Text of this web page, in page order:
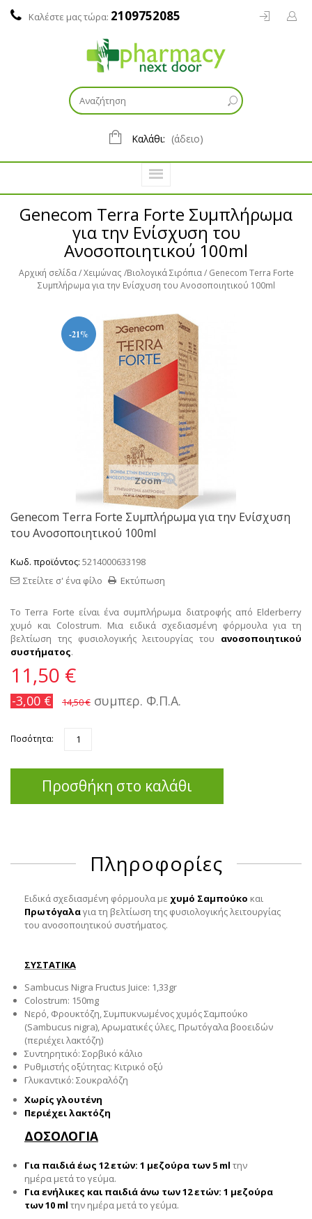
Καλέστε μας τώρα: 2109752085
Καλάθι: (άδειο)
Genecom Terra Forte Συμπλήρωμα
για την Ενίσχυση του
Ανοσοποιητικού 100ml
Αρχική σελίδα Χειμώνας Βιολογικά Σιρόπια
Genecom Terra Forte
Συμπλήρωμα για την Ενίσχυση του Ανοσοποιητικού 100ml
-21%
Zoom
Genecom Terra Forte Συμπλήρωμα για την Ενίσχυση
του Ανοσοποιητικού 100ml
Κωδ. προϊόντος: 5214000633198
Εκτύπωση
Στείλτε σ' ένα φίλο
To Terra Forte είναι ένα συμπλήρωμα διατροφής από Elderberry
χυμό και Colostrum. Μια ειδικά σχεδιασμένη φόρμουλα για τη
βελτίωση της φυσιολογικής λειτουργίας του ανοσοποιητικού
συστήματος.
11,50 €
-3,00 € 14,50 € συμπερ. Φ.Π.Α.
Ποσότητα:
Προσθήκη στο καλάθι
Πληροφορίες
Ειδικά σχεδιασμένη φόρμουλα με χυμό Σαμπούκο και
Πρωτόγαλαγια τη βελτίωση της φυσιολογικής λειτουργίας
του ανοσοποιητικού συστήματος.
ΣΥΣΤΑΤΙΚΑ
Sambucus Nigra Fructus Juice: 1,33gr
Colostrum: 150mg
Νερό, Φρουκτόζη, Συμπυκνωμένος χυμός Σαμπούκο
(Sambucus nigra), Αρωματικές ύλες, Πρωτόγαλα βοοειδών
(περιέχει λακτόζη)
Συντηρητικό: Σορβικό κάλιο
Ρυθμιστής οξύτητας: Κιτρικό οξύ
Γλυκαντικό: Σουκραλόζη
Χωρίς γλουτένη
Περιέχει λακτόζη
ΔΟΣΟΛΟΓΙΑ
Για παιδιά έως 12 ετών: 1 μεζούρα των 5 ml την
ημέρα μετά το γεύμα.
Για ενήλικες και παιδιά άνω των 12 ετών: 1 μεζούρα
των 10 ml την ημέρα μετά το γεύμα.